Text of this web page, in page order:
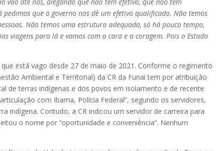
que o governo nos dê um efetivo qualificado. Não temos
Não temos uma estrutura adequada, só há pouco tempo,
viagens para lá e vamos com a cara e a coragem. Pois o Estado
está vago desde 27 de maio de 2021. Conforme o regimento
Ambiental e Territorial) da CR da Funai tem por atribuição
de terras indígenas e dos povos em isolamento e de recente
com Ibama, Polícia Federal”, segundo os servidores,
indígena. Contudo, a CR indicou um servidor de carreira para
o nome por “oportunidade e conveniência”. Nenhum